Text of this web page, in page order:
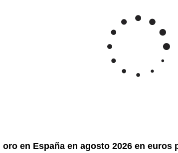
Precio del oro Euro/gramo 10K
May '26